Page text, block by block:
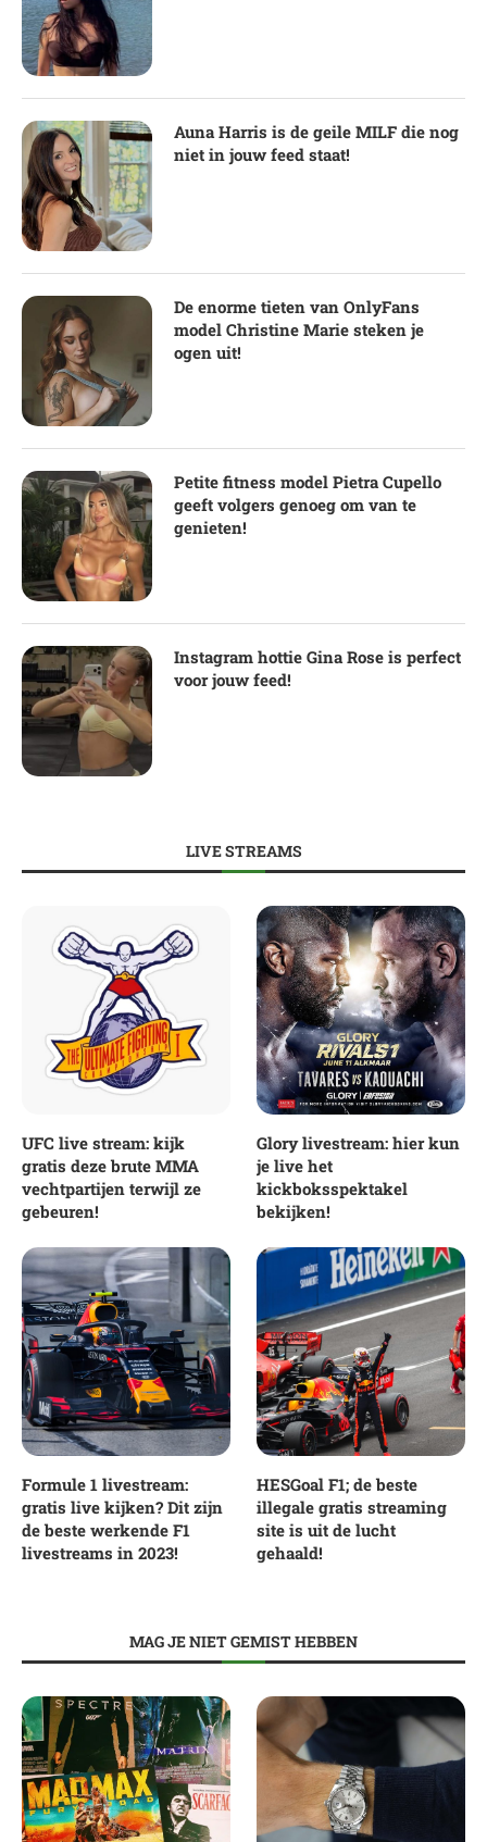
Auna Harris is de geile MILF die nog
niet in jouw feed staat!
De enorme tieten van OnlyFans
model Christine Marie steken je
ogen uit!
Petite fitness model Pietra Cupello
geeft volgers genoeg om van te
genieten!
Instagram hottie Gina Rose is perfect
voor jouw feed!
LIVE STREAMS
UFC live stream: kijk
gratis deze brute MMA
vechtpartijen terwijl ze
gebeuren!
Glory livestream: hier kun
je live het
kickboksspektakel
bekijken!
Formule 1 livestream:
gratis live kijken? Dit zijn
de beste werkende F1
livestreams in 2023!
HESGoal F1; de beste
illegale gratis streaming
site is uit de lucht
gehaald!
MAG JE NIET GEMIST HEBBEN